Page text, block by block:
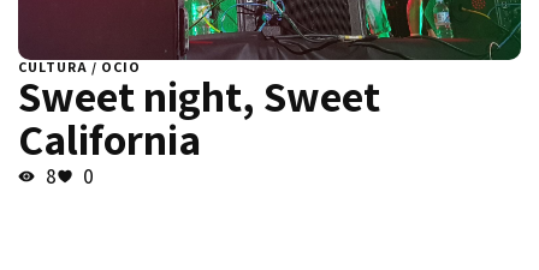
CULTURA / OCIO
Sweet night, Sweet
California
8 0